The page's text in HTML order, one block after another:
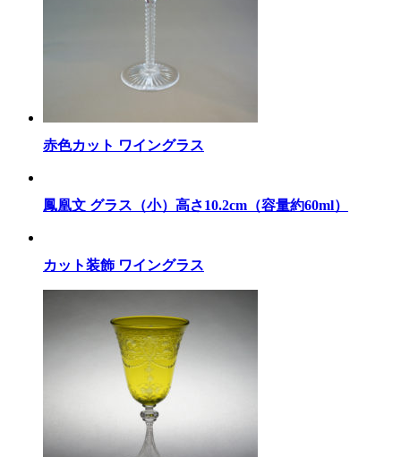
赤色カット ワイングラス
鳳凰文 グラス（小）高さ10.2cm（容量約60ml）
カット装飾 ワイングラス